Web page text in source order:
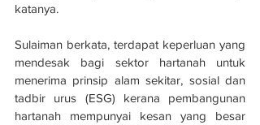
katanya.
Sulaiman berkata, terdapat keperluan yang
mendesak bagi sektor hartanah untuk
menerima prinsip alam sekitar, sosial dan
tadbir urus (ESG) kerana pembangunan
hartanah mempunyai kesan yang besar